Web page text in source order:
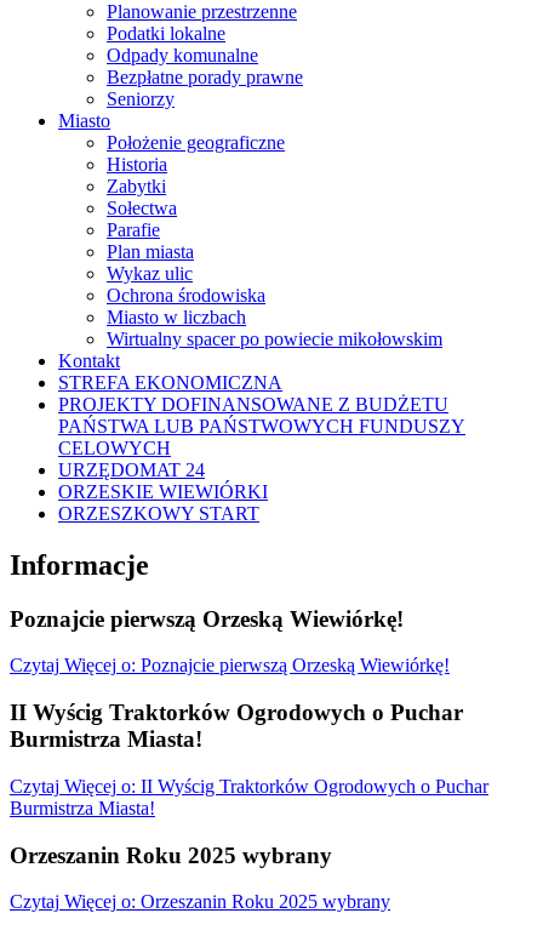
Planowanie przestrzenne
Podatki lokalne
Odpady komunalne
Bezpłatne porady prawne
Seniorzy
Miasto
Położenie geograficzne
Historia
Zabytki
Sołectwa
Parafie
Plan miasta
Wykaz ulic
Ochrona środowiska
Miasto w liczbach
Wirtualny spacer po powiecie mikołowskim
Kontakt
STREFA EKONOMICZNA
PROJEKTY DOFINANSOWANE Z BUDŻETU
PAŃSTWA LUB PAŃSTWOWYCH FUNDUSZY
CELOWYCH
URZĘDOMAT 24
ORZESKIE WIEWIÓRKI
ORZESZKOWY START
Informacje
Poznajcie pierwszą Orzeską Wiewiórkę!
Czytaj Więcej o: Poznajcie pierwszą Orzeską Wiewiórkę!
II Wyścig Traktorków Ogrodowych o Puchar
Burmistrza Miasta!
Czytaj Więcej o: II Wyścig Traktorków Ogrodowych o Puchar
Burmistrza Miasta!
Orzeszanin Roku 2025 wybrany
Czytaj Więcej o: Orzeszanin Roku 2025 wybrany